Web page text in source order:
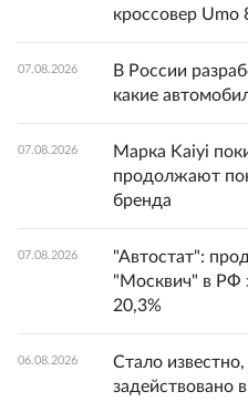
кроссовер Umo
07.08.2026
В России
какие
07.08.2026
Марка Kaiyi
продолжают
бренда
07.08.2026
"Автостат":
"Москвич" в РФ
20,3%
06.08.2026
Стало
задействовано